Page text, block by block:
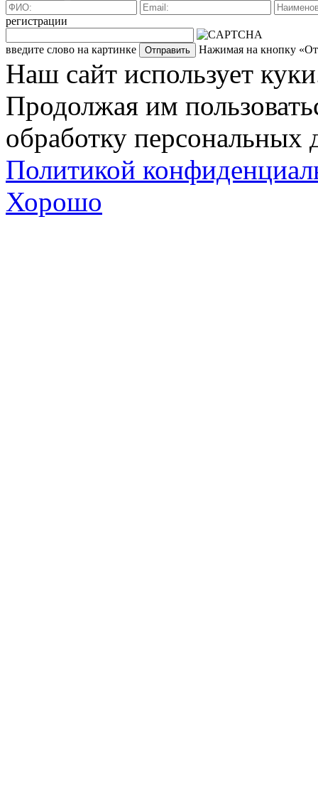
регистрации
введите слово на картинке Нажимая на кнопку
Наш сайт использует
Продолжая им
обработку персональных
Политикой
Хорошо